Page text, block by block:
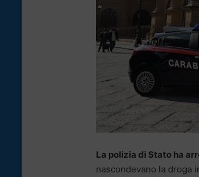
La polizia di Stato ha
nascondevano la droga